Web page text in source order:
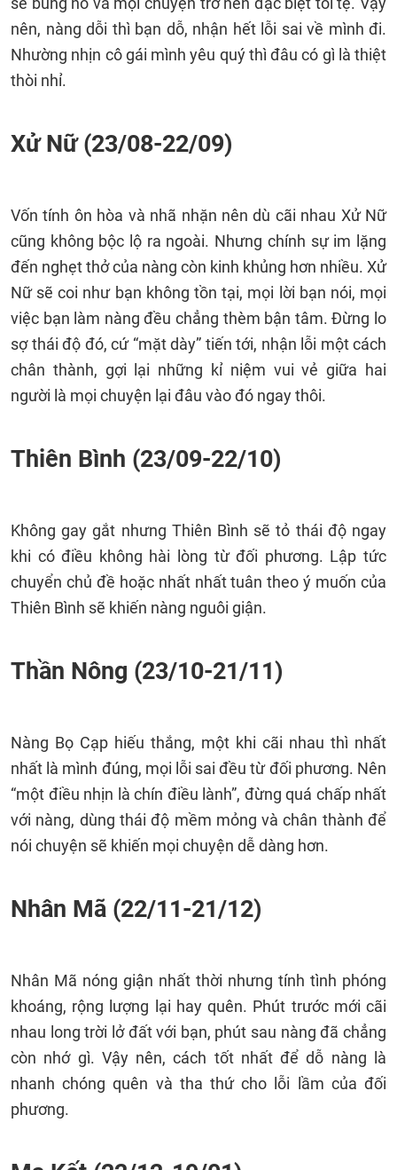
nên, nàng dỗi thì bạn dỗ, nhận hết lỗi sai về mình đi.
Nhường nhịn cô gái mình yêu quý thì đâu có gì là thiệt
thòi nhỉ.
Xử Nữ (23/08-22/09)
Vốn tính ôn hòa và nhã nhặn nên dù cãi nhau Xử Nữ
cũng không bộc lộ ra ngoài. Nhưng chính sự im lặng
đến nghẹt thở của nàng còn kinh khủng hơn nhiều. Xử
Nữ sẽ coi như bạn không tồn tại, mọi lời bạn nói, mọi
việc bạn làm nàng đều chẳng thèm bận tâm. Đừng lo
sợ thái độ đó, cứ “mặt dày” tiến tới, nhận lỗi một cách
chân thành, gợi lại những kỉ niệm vui vẻ giữa hai
người là mọi chuyện lại đâu vào đó ngay thôi.
Thiên Bình (23/09-22/10)
Không gay gắt nhưng Thiên Bình sẽ tỏ thái độ ngay
khi có điều không hài lòng từ đối phương. Lập tức
chuyển chủ đề hoặc nhất nhất tuân theo ý muốn của
Thiên Bình sẽ khiến nàng nguôi giận.
Thần Nông (23/10-21/11)
Nàng Bọ Cạp hiếu thắng, một khi cãi nhau thì nhất
nhất là mình đúng, mọi lỗi sai đều từ đối phương. Nên
“một điều nhịn là chín điều lành”, đừng quá chấp nhất
với nàng, dùng thái độ mềm mỏng và chân thành để
nói chuyện sẽ khiến mọi chuyện dễ dàng hơn.
Nhân Mã (22/11-21/12)
Nhân Mã nóng giận nhất thời nhưng tính tình phóng
khoáng, rộng lượng lại hay quên. Phút trước mới cãi
nhau long trời lở đất với bạn, phút sau nàng đã chẳng
còn nhớ gì. Vậy nên, cách tốt nhất để dỗ nàng là
nhanh chóng quên và tha thứ cho lỗi lầm của đối
phương.